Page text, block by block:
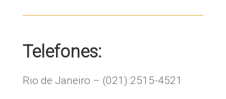
Telefones:
Rio de Janeiro – (021) 2515-4521